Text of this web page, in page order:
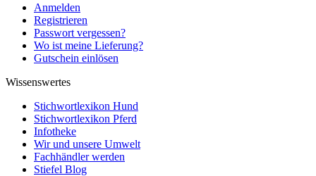
Anmelden
Registrieren
Passwort vergessen?
Wo ist meine Lieferung?
Gutschein einlösen
Wissenswertes
Stichwortlexikon Hund
Stichwortlexikon Pferd
Infotheke
Wir und unsere Umwelt
Fachhändler werden
Stiefel Blog